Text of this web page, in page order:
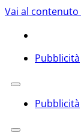
Vai al
Pubblicità
Pubblicità